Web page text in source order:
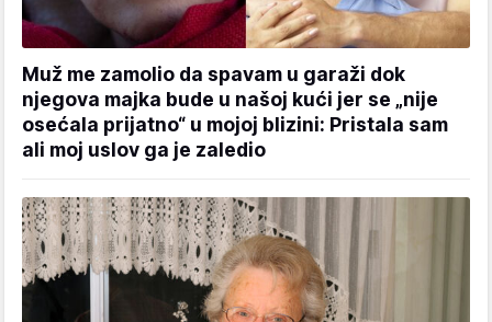
Muž me zamolio da spavam u garaži dok
njegova majka bude u našoj kući jer se „nije
osećala prijatno“ u mojoj blizini: Pristala sam
ali moj uslov ga je zaledio